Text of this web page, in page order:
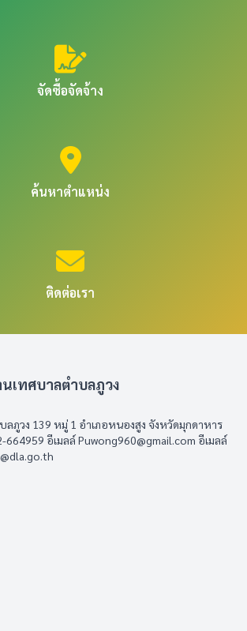
จัดซื้อจัดจ้าง
ค้นหาตำแหน่ง
ติดต่อเรา
เทศบาลตำบลภูวง
ภูวง 139 หมู่ 1 อำเภอหนองสูง จังหวัดมุกดาหาร
664959 อีเมลล์Puwong960@gmail.com อีเมลล์